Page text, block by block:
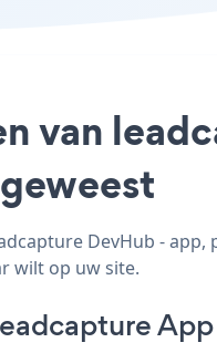
van
DevHub -
wilt op uw site.